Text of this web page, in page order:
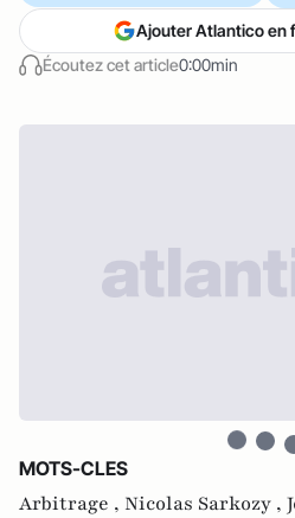
Écoutez cet article0:00min
Ajouter Atlantico en
MOTS-CLES
Arbitrage , Nicolas Sarkozy ,